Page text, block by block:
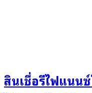
สินเชื่อรีไฟแนน